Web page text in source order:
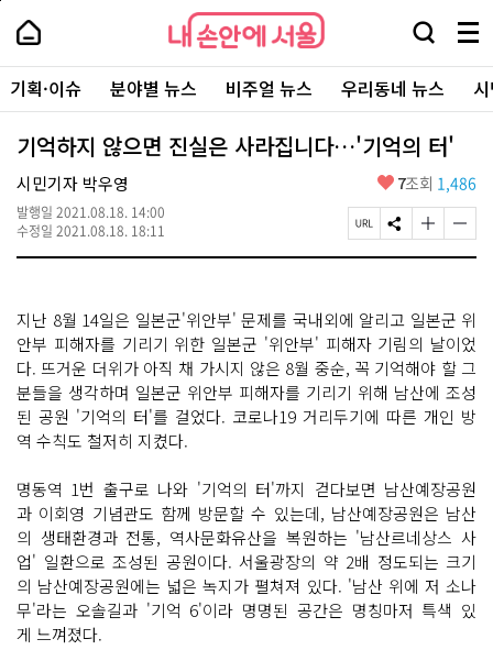
본
로
가
기
내
손
안
에
서
울
-
서
울
시
대
표
소
털
내
손
에
서
울
검
창
열
기
메
뉴
전
체
보
주
요
서
기획·이슈 분야별 뉴스 비주얼 뉴스 우리동네 뉴스
기억하지 않으면 진실은 사라집니다…'기억의 터'
시민기자 박우영
발행일 2021.08.18. 14:00
수정일 2021.08.18. 18:11
좋
요
7조회 1,486
페
이
L
복
사
S
N
하
기
글
자
게
변
경
하
기
글
자
작
게
변
경
하
기
지난 8월 14일은 일본군'위안부' 문제를 국내외에 알리고 일본군 위
안부 피해자를 기리기 위한 일본군 '위안부' 피해자 기림의 날이었
다. 뜨거운 더위가 아직 채 가시지 않은 8월 중순, 꼭 기억해야 할 그
분들을 생각하며 일본군 위안부 피해자를 기리기 위해 남산에 조성
된 공원 '기억의 터'를 걸었다. 코로나19 거리두기에 따른 개인 방
역 수칙도 철저히 지켰다.
명동역 1번 출구로 나와 '기억의 터'까지 걷다보면 남산예장공원
과 이회영 기념관도 함께 방문할 수 있는데, 남산예장공원은 남산
의 생태환경과 전통, 역사문화유산을 복원하는 '남산르네상스 사
업' 일환으로 조성된 공원이다. 서울광장의 약 2배 정도되는 크기
의 남산예장공원에는 넓은 녹지가 펼쳐져 있다. '남산 위에 저 소나
무'라는 오솔길과 '기억 6'이라 명명된 공간은 명칭마저 특색 있
게 느껴졌다.
페
상
단
으
로